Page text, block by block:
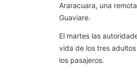
Araracuara, una
Guaviare.
El martes las
vida de los tres
los pasajeros.